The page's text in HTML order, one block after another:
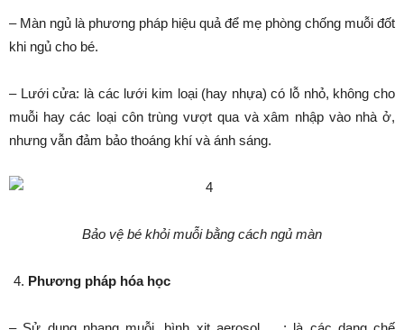
– Màn ngủ là phương pháp hiệu quả để mẹ phòng chống muỗi đốt
khi ngủ cho bé.
– Lưới cửa: là các lưới kim loại (hay nhựa) có lỗ nhỏ, không cho
muỗi hay các loại côn trùng vượt qua và xâm nhập vào nhà ở,
nhưng vẫn đảm bảo thoáng khí và ánh sáng.
Bảo vệ bé khỏi muỗi bằng cách ngủ màn
Phương pháp hóa học